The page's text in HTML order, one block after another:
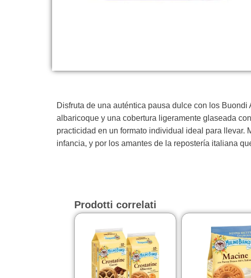
Disfruta de una auténtica pausa dulce con los
albaricoque y una cobertura ligeramente glaseada
practicidad en un formato individual ideal para llevar.
infancia, y por los amantes de la repostería italiana
Prodotti correlati
prodotto
varianti.